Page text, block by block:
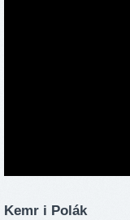
Kemr i Polák